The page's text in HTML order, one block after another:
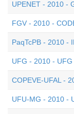
UPENET - 2010 -
FGV - 2010 -
PaqTcPB - 2010 -
UFG - 2010 -
COPEVE-UFAL -
UFU-MG - 2010 -